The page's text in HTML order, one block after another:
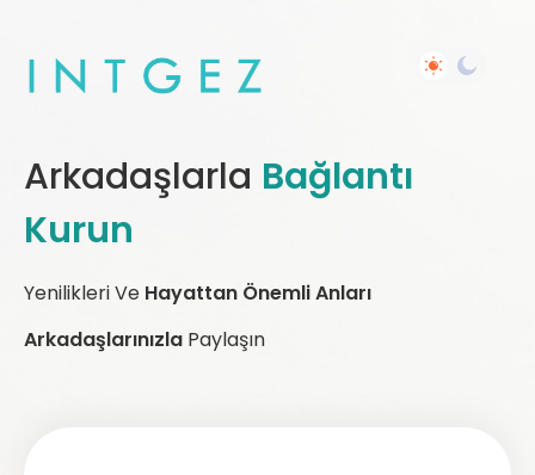
Arkadaşlarla Bağlantı
Kurun
Yenilikleri Ve Hayattan Önemli Anları
Arkadaşlarınızla Paylaşın